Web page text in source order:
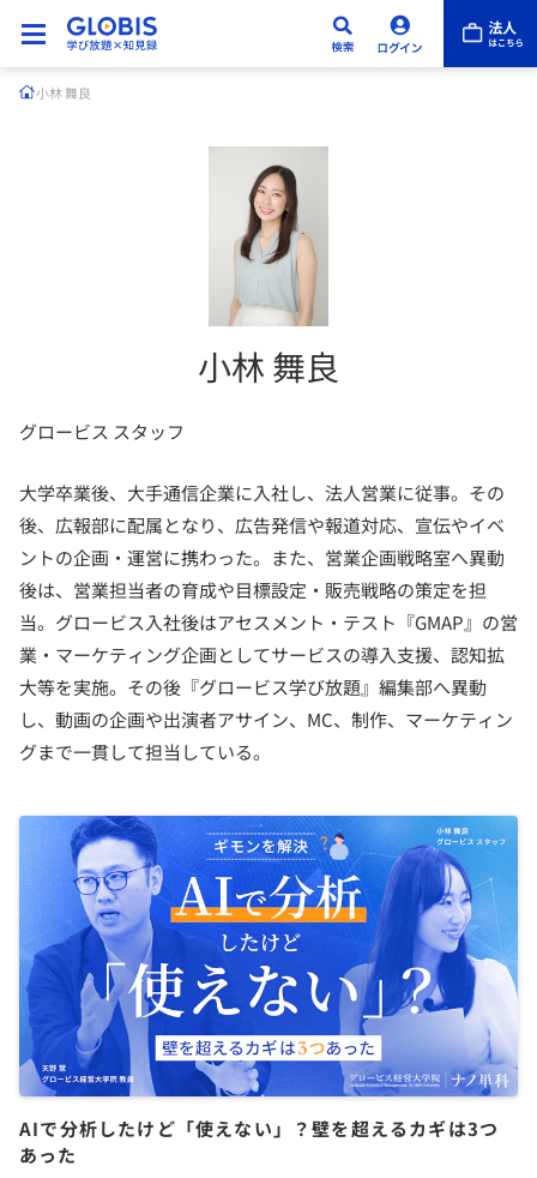
小林 舞良
小林 舞良
グロービス スタッフ
大学卒業後、大手通信企業に入社し、法人営業に従事。その
後、広報部に配属となり、広告発信や報道対応、宣伝やイベ
ントの企画・運営に携わった。また、営業企画戦略室へ異動
後は、営業担当者の育成や目標設定・販売戦略の策定を担
当。グロービス入社後はアセスメント・テスト『GMAP』の営
業・マーケティング企画としてサービスの導入支援、認知拡
大等を実施。その後『グロービス学び放題』編集部へ異動
し、動画の企画や出演者アサイン、MC、制作、マーケティン
グまで一貫して担当している。
AIで分析したけど「使えない」？壁を超えるカギは3つ
あった